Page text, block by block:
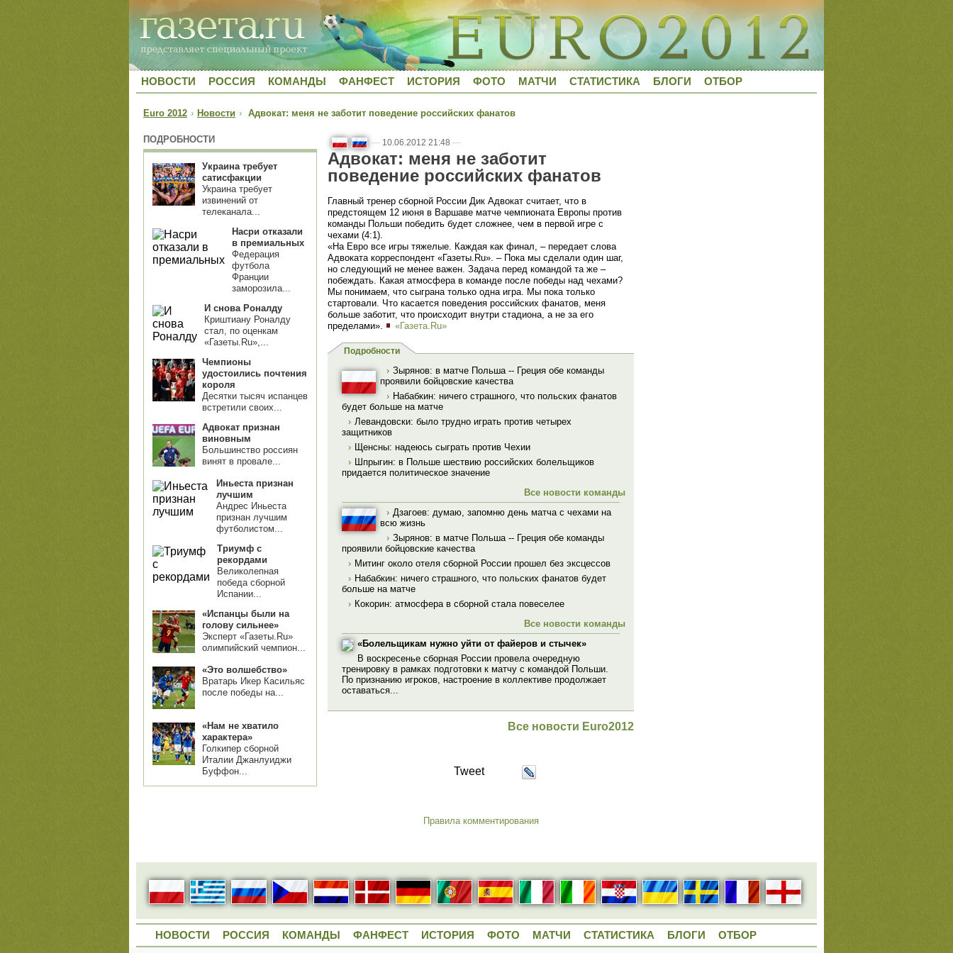
НОВОСТИ РОССИЯ КОМАНДЫ ФАНФЕСТ ИСТОРИЯ ФОТО МАТЧИ СТАТИСТИКА БЛОГИ ОТБОР
Euro 2012 › Новости › Адвокат: меня не заботит поведение российских фанатов
ПОДРОБНОСТИ
Украина требует
сатисфакции
Украина требует
извинений от
телеканала...
Насри отказали
в премиальных
Федерация
футбола
Франции
заморозила...
И снова Роналду
Криштиану Роналду
стал, по оценкам
«Газеты.Ru»,...
Чемпионы
удостоились почтения
короля
Десятки тысяч испанцев
встретили своих...
Адвокат признан
виновным
Большинство россиян
винят в провале...
Иньеста признан
лучшим
Андрес Иньеста
признан лучшим
футболистом...
Триумф с
рекордами
Великолепная
победа сборной
Испании...
«Испанцы были на
голову сильнее»
Эксперт «Газеты.Ru»
олимпийский чемпион...
«Это волшебство»
Вратарь Икер Касильяс
после победы на...
«Нам не хватило
характера»
Голкипер сборной
Италии Джанлуиджи
Буффон...
— 10.06.2012 21:48 —
Адвокат: меня не заботит
поведение российских фанатов
Главный тренер сборной России Дик Адвокат считает, что в
предстоящем 12 июня в Варшаве матче чемпионата Европы против
команды Польши победить будет сложнее, чем в первой игре с
чехами (4:1).
«На Евро все игры тяжелые. Каждая как финал, – передает слова
Адвоката корреспондент «Газеты.Ru». – Пока мы сделали один шаг,
но следующий не менее важен. Задача перед командой та же –
побеждать. Какая атмосфера в команде после победы над чехами?
Мы понимаем, что сыграна только одна игра. Мы пока только
стартовали. Что касается поведения российских фанатов, меня
больше заботит, что происходит внутри стадиона, а не за его
пределами».
«Газета.Ru»
Подробности
› Зырянов: в матче Польша -- Греция обе команды
проявили бойцовские качества
› Набабкин: ничего страшного, что польских фанатов
будет больше на матче
› Левандовски: было трудно играть против четырех
защитников
› Щенсны: надеюсь сыграть против Чехии
› Шпрыгин: в Польше шествию российских болельщиков
придается политическое значение
Все новости команды
› Дзагоев: думаю, запомню день матча с чехами на
всю жизнь
› Зырянов: в матче Польша -- Греция обе команды
проявили бойцовские качества
› Митинг около отеля сборной России прошел без эксцессов
› Набабкин: ничего страшного, что польских фанатов будет
больше на матче
› Кокорин: атмосфера в сборной стала повеселее
Все новости команды
«Болельщикам нужно уйти от файеров и стычек»
В воскресенье сборная России провела очередную
тренировку в рамках подготовки к матчу с командой Польши.
По признанию игроков, настроение в коллективе продолжает
оставаться...
Все новости Euro2012
Tweet
Правила комментирования
НОВОСТИ РОССИЯ КОМАНДЫ ФАНФЕСТ ИСТОРИЯ ФОТО МАТЧИ СТАТИСТИКА БЛОГИ ОТБОР